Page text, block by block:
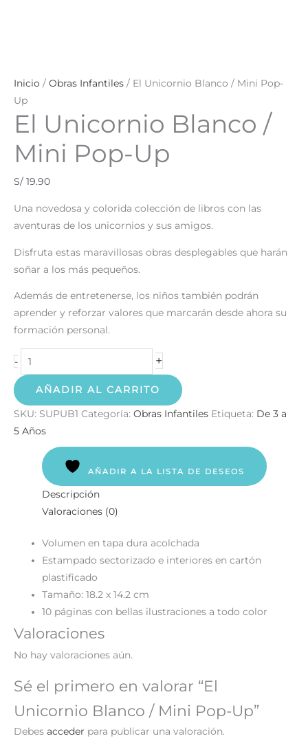
Inicio / Obras Infantiles / El Unicornio Blanco / Mini Pop-
Up
El Unicornio Blanco /
Mini Pop-Up
S/ 19.90
Una novedosa y colorida colección de libros con las
aventuras de los unicornios y sus amigos.
Disfruta estas maravillosas obras desplegables que harán
soñar a los más pequeños.
Además de entretenerse, los niños también podrán
aprender y reforzar valores que marcarán desde ahora su
formación personal.
- +
AÑADIR AL CARRITO
SKU: SUPUB1 Categoría: Obras Infantiles Etiqueta: De 3 a
5 Años
AÑADIR A LA LISTA DE DESEOS
Descripción
Valoraciones (0)
Volumen en tapa dura acolchada
Estampado sectorizado e interiores en cartón
plastificado
Tamaño: 18.2 x 14.2 cm
10 páginas con bellas ilustraciones a todo color
Valoraciones
No hay valoraciones aún.
Sé el primero en valorar “El
Unicornio Blanco / Mini Pop-Up”
Debes acceder para publicar una valoración.